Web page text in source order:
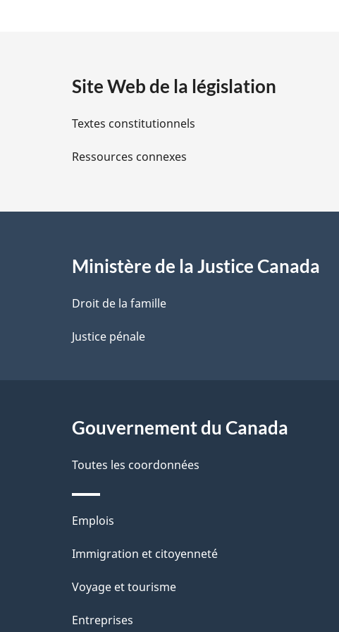
i
l
s
l
a
p
e
Site Web de la législation
Textes constitutionnels
Ressources connexes
Ministère de la Justice Canada
Droit de la famille
Justice pénale
Gouvernement du Canada
Toutes les coordonnées
Thèmes
et
Emplois
Immigration et citoyenneté
Voyage et tourisme
Entreprises